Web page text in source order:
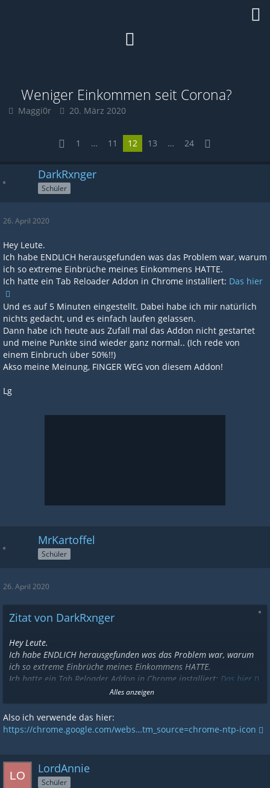
Weniger Einkommen seit Corona?
Maggi0r 20. März 2020
1 … 11 12 13 … 24
DarkRxnger
Schüler
26. April 2020
Hey Leute.
Ich habe ENDLICH herausgefunden was das Problem war, warum
ich so extreme Einbrüche meines Einkommens HATTE.
Ich hatte ein Tab Reloader Addon in Chrome installiert: Das hier
Und es auf 5 Minuten eingestellt. Dabei habe ich mir natürlich
nichts gedacht, und es einfach laufen gelassen.
Dann habe ich heute aus Zufall mal das Addon nicht gestartet
und meine Punkte sind wieder ganz normal.. (Ich rede von
einem Einbruch über 50%!!)
Akso meine Meinung, FINGER WEG von diesem Addon!
Lg
MrKartoffel
Schüler
26. April 2020
Zitat von DarkRxnger
Hey Leute.
Ich habe ENDLICH herausgefunden was das Problem war, warum
ich so extreme Einbrüche meines Einkommens HATTE.
Ich hatte ein Tab Reloader Addon in Chrome installiert: Das hier
Und es auf 5 Minuten eingestellt. Dabei habe ich mir natürlich
nichts gedacht, und es einfach laufen gelassen.
Dann habe ich heute aus Zufall mal das Addon nicht gestartet und
meine Punkte sind wieder ganz normal.. (Ich rede von einem
Akso meine Meinung, FINGER WEG von diesem Addon!
Lg
Alles anzeigen
Also ich verwende das hier:
https://chrome.google.com/webs…tm_source=chrome-ntp-icon
LordAnnie
Schüler